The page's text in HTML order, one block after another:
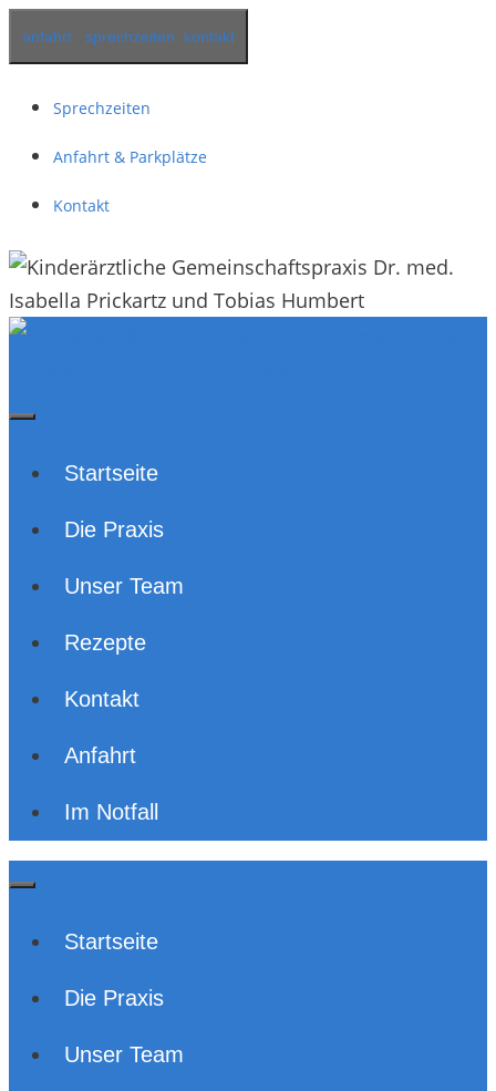
Springe
zum
anfahrt . sprechzeiten. kontakt
Sprechzeiten
Anfahrt & Parkplätze
Kontakt
Startseite
Die Praxis
Unser Team
Rezepte
Kontakt
Anfahrt
Im Notfall
Startseite
Die Praxis
Unser Team